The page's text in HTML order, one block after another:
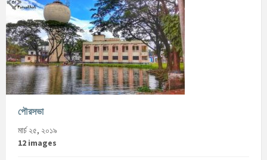
পৌরসভা
মার্চ ২৫, ২০১৯
12 images